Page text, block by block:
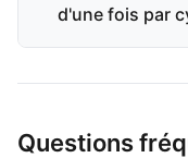
d'une fois par
Questions